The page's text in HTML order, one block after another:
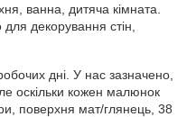
ванна, дитяча кімната.
декорування стін,
дні. У нас зазначено,
оскільки кожен малюнок
поверхня мат/глянець, 38